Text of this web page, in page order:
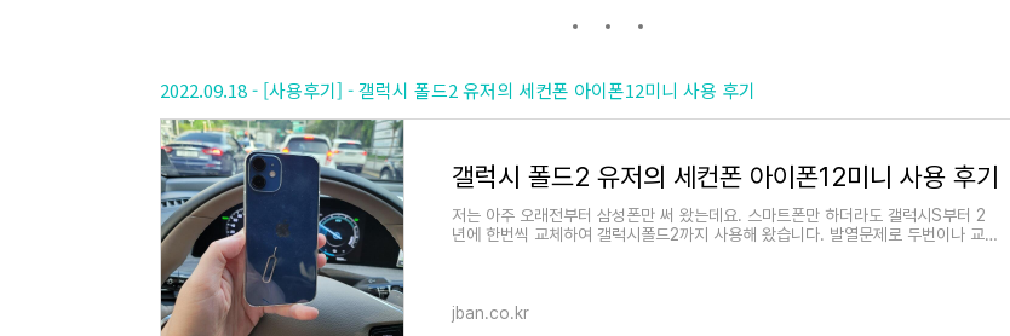
2022.09.18 - [사용후기] - 갤럭시 폴드2 유저의 세컨폰 아이폰12미니 사용 후기
갤럭시 폴드2 유저의 세컨폰 아이폰12미니 사용 후기
저는 아주 오래전부터 삼성폰만 써 왔는데요. 스마트폰만 하더라도 갤럭시S부터 2
년에 한번씩 교체하여 갤럭시폴드2까지 사용해 왔습니다. 발열문제로 두번이나 교체
jban.co.kr